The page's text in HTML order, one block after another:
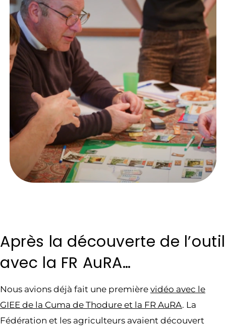
Après la découverte de l’outil
avec la FR AuRA…
Nous avions déjà fait une première vidéo avec le
GIEE de la Cuma de Thodure et la FR AuRA. La
Fédération et les agriculteurs avaient découvert